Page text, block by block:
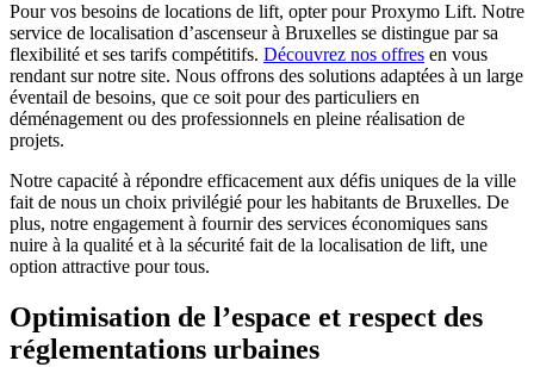
Pour vos besoins de locations de lift, opter pour Proxymo Lift. Notre
service de localisation d’ascenseur à Bruxelles se distingue par sa
flexibilité et ses tarifs compétitifs. Découvrez nos offres en vous
rendant sur notre site. Nous offrons des solutions adaptées à un large
éventail de besoins, que ce soit pour des particuliers en
déménagement ou des professionnels en pleine réalisation de
projets.
Notre capacité à répondre efficacement aux défis uniques de la ville
fait de nous un choix privilégié pour les habitants de Bruxelles. De
plus, notre engagement à fournir des services économiques sans
nuire à la qualité et à la sécurité fait de la localisation de lift, une
option attractive pour tous.
Optimisation de l’espace et respect des
réglementations urbaines